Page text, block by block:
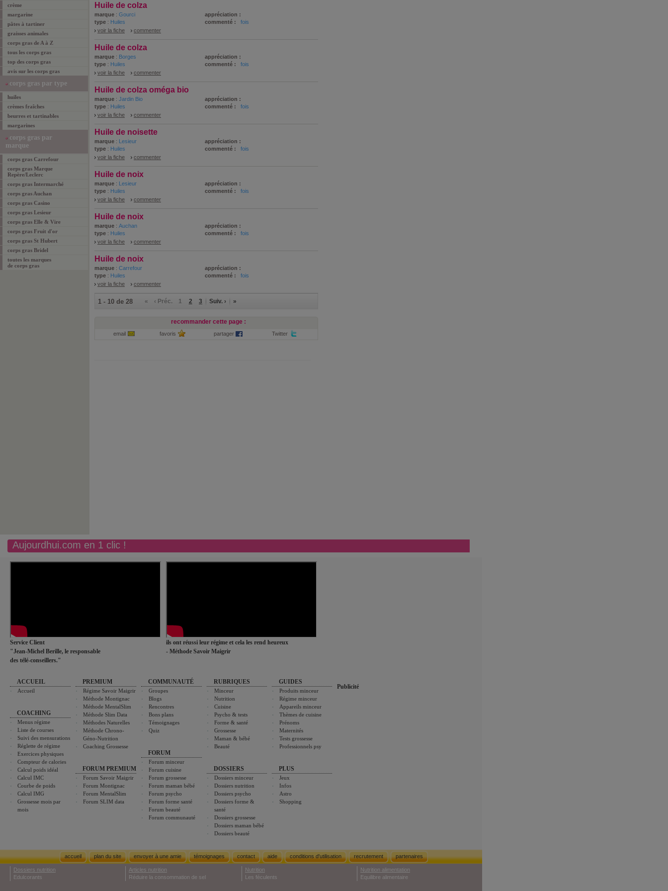
crème
margarine
pâtes à tartiner
graisses animales
corps gras de A à Z
tous les corps gras
top des corps gras
avis sur les corps gras
corps gras par type
huiles
crèmes fraîches
beurres et tartinables
margarines
corps gras par
marque
corps gras Carrefour
corps gras Marque
Repère/Leclerc
corps gras Intermarché
corps gras Auchan
corps gras Casino
corps gras Lesieur
corps gras Elle & Vire
corps gras Fruit d'or
corps gras St Hubert
corps gras Bridel
toutes les marques
de corps gras
Huile de colza
marque : Gourci
appréciation :
type : Huiles commenté :
fois
voir la fiche
commenter
Huile de colza
marque : Borges
appréciation :
type : Huiles commenté :
fois
voir la fiche
commenter
Huile de colza oméga bio
marque : Jardin Bio
appréciation :
type : Huiles commenté :
fois
voir la fiche
commenter
Huile de noisette
marque : Lesieur
appréciation :
type : Huiles commenté :
fois
voir la fiche
commenter
Huile de noix
marque : Lesieur
appréciation :
type : Huiles commenté :
fois
voir la fiche
commenter
Huile de noix
marque : Auchan
appréciation :
type : Huiles commenté :
fois
voir la fiche
commenter
Huile de noix
marque : Carrefour
appréciation :
type : Huiles commenté :
fois
voir la fiche
commenter
1 - 10 de 28 « ‹ Préc. 1 2 3 Suiv. › »
recommander cette page :
email favoris partager Twitter
Aujourdhui.com en 1 clic !
Service Client
"Jean-Michel Berille, le responsable
des télé-conseillers."
ils ont réussi leur régime et cela les rend heureux
- Méthode Savoir Maigrir
ACCUEIL
Accueil
COACHING
Menus régime
Liste de courses
Suivi des mensurations
Réglette de régime
Exercices physiques
Compteur de calories
Calcul poids idéal
Calcul IMC
Courbe de poids
Calcul IMG
Grossesse mois par
mois
PREMIUM
Régime Savoir Maigrir
Méthode Montignac
Méthode MentalSlim
Méthode Slim Data
Méthodes Naturelles
Méthode Chrono-
Géno-Nutrition
Coaching Grossesse
FORUM PREMIUM
Forum Savoir Maigrir
Forum Montignac
Forum MentalSlim
Forum SLIM data
COMMUNAUTÉ
Groupes
Blogs
Rencontres
Bons plans
Témoignages
Quiz
FORUM
Forum minceur
Forum cuisine
Forum grossesse
Forum maman bébé
Forum psycho
Forum forme santé
Forum beauté
Forum communauté
RUBRIQUES
Minceur
Nutrition
Cuisine
Psycho & tests
Forme & santé
Grossesse
Maman & bébé
Beauté
DOSSIERS
Dossiers minceur
Dossiers nutrition
Dossiers psycho
Dossiers forme &
santé
Dossiers grossesse
Dossiers maman bébé
Dossiers beauté
GUIDES
Produits minceur
Régime minceur
Appareils minceur
Thèmes de cuisine
Prénoms
Maternités
Tests grossesse
Professionnels psy
PLUS
Jeux
Infos
Astro
Shopping
Publicité
accueil plan du site envoyer à une amie témoignages contact aide conditions d'utilisation recrutement partenaires
Dossiers nutrition
Edulcorants
Articles nutrition
Réduire la consommation de sel
Nutrition
Les féculents
Nutrition alimentation
Equilibre alimentaire